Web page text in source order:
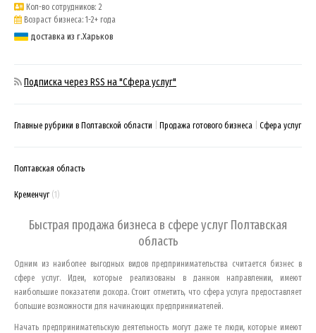
Кол-во сотрудников: 2
Возраст бизнеса: 1-2+ года
доставка из г.Харьков
Подписка через RSS на "Сфера услуг"
Главные рубрики в Полтавской области Продажа готового бизнеса Сфера услуг
Полтавская область
Кременчуг(1)
Быстрая продажа бизнеса в сфере услуг Полтавская
область
Одним из наиболее выгодных видов предпринимательства считается бизнес в
сфере услуг. Идеи, которые реализованы в данном направлении, имеют
наибольшие показатели дохода. Стоит отметить, что сфера услуга предоставляет
большие возможности для начинающих предпринимателей.
Начать предпринимательскую деятельность могут даже те люди, которые имеют